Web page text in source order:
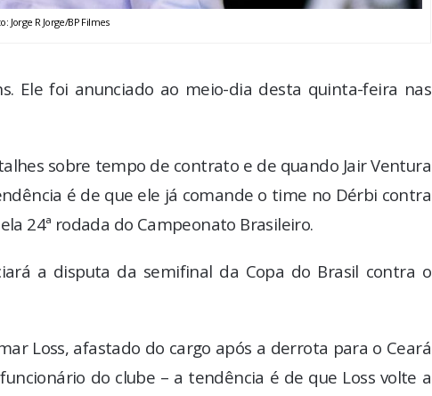
Jorge R Jorge/BP Filmes
Ele foi anunciado ao meio-dia desta quinta-feira nas
sobre tempo de contrato e de quando Jair Ventura
é de que ele já comande o time no Dérbi contra
24ª rodada do Campeonato Brasileiro.
a disputa da semifinal da Copa do Brasil contra o
Loss, afastado do cargo após a derrota para o Ceará
do clube – a tendência é de que Loss volte a